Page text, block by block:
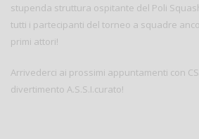
stupenda struttura ospitante del Poli
tutti i partecipanti del torneo a squadre
primi attori!
Arrivederci ai prossimi appuntamenti con
divertimento A.S.S.I.curato!